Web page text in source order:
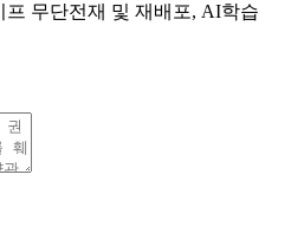
무단전재 및 재배포, AI학습